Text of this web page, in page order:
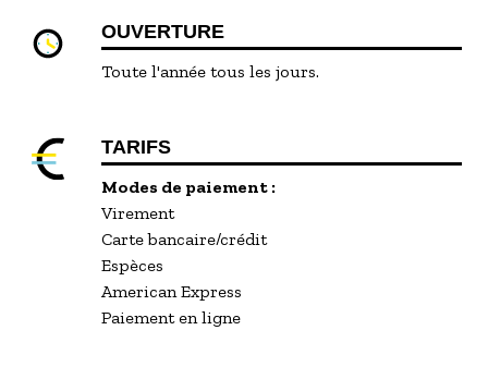
OUVERTURE
Toute l'année tous les jours.
TARIFS
Modes de paiement :
Virement
Carte bancaire/crédit
Espèces
American Express
Paiement en ligne